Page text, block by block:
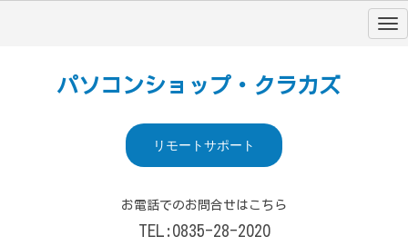
パソコンショップ・クラカズ
リモートサポート
お電話でのお問合せはこちら
TEL:0835-28-2020